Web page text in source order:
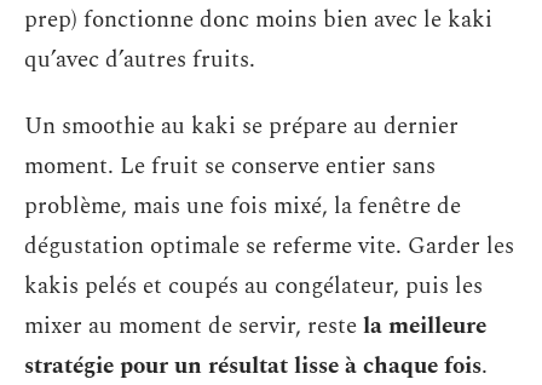
prep) fonctionne donc moins bien avec le kaki
qu’avec d’autres fruits.
Un smoothie au kaki se prépare au dernier
moment. Le fruit se conserve entier sans
problème, mais une fois mixé, la fenêtre de
dégustation optimale se referme vite. Garder les
kakis pelés et coupés au congélateur, puis les
mixer au moment de servir, restela meilleure
stratégie pour un résultat lisse à chaque fois.